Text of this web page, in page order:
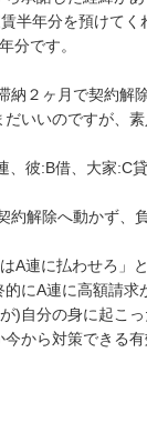
半年分を預けてく
分です。
２ヶ月で契約解
いいのですが、
、彼:B借、大家:C
解除へ動かず、
A連に払わせろ」
にA連に高額請求
今から対策できる